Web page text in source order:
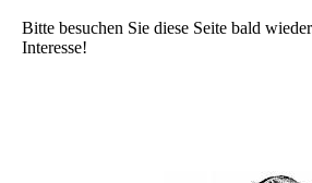
Bitte besuchen Sie diese Seite bald
Interesse!